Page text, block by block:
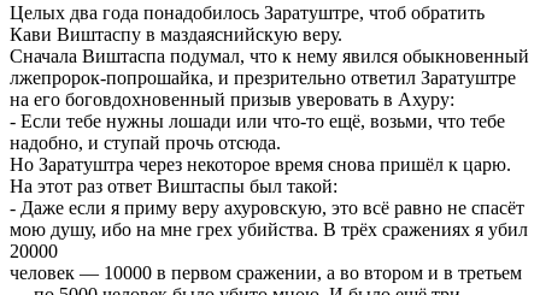
Целых два года понадобилось Заратуштре, чтоб обратить
Кави Виштаспу в маздаяснийскую веру.
Сначала Виштаспа подумал, что к нему явился обыкновенный
лжепророк-попрошайка, и презрительно ответил Заратуштре
на его боговдохновенный призыв уверовать в Ахуру:
- Если тебе нужны лошади или что-то ещё, возьми, что тебе
надобно, и ступай прочь отсюда.
Но Заратуштра через некоторое время снова пришёл к царю.
На этот раз ответ Виштаспы был такой:
- Даже если я приму веру ахуровскую, это всё равно не спасёт
мою душу, ибо на мне грех убийства. В трёх сражениях я убил
20000
человек — 10000 в первом сражении, а во втором и в третьем